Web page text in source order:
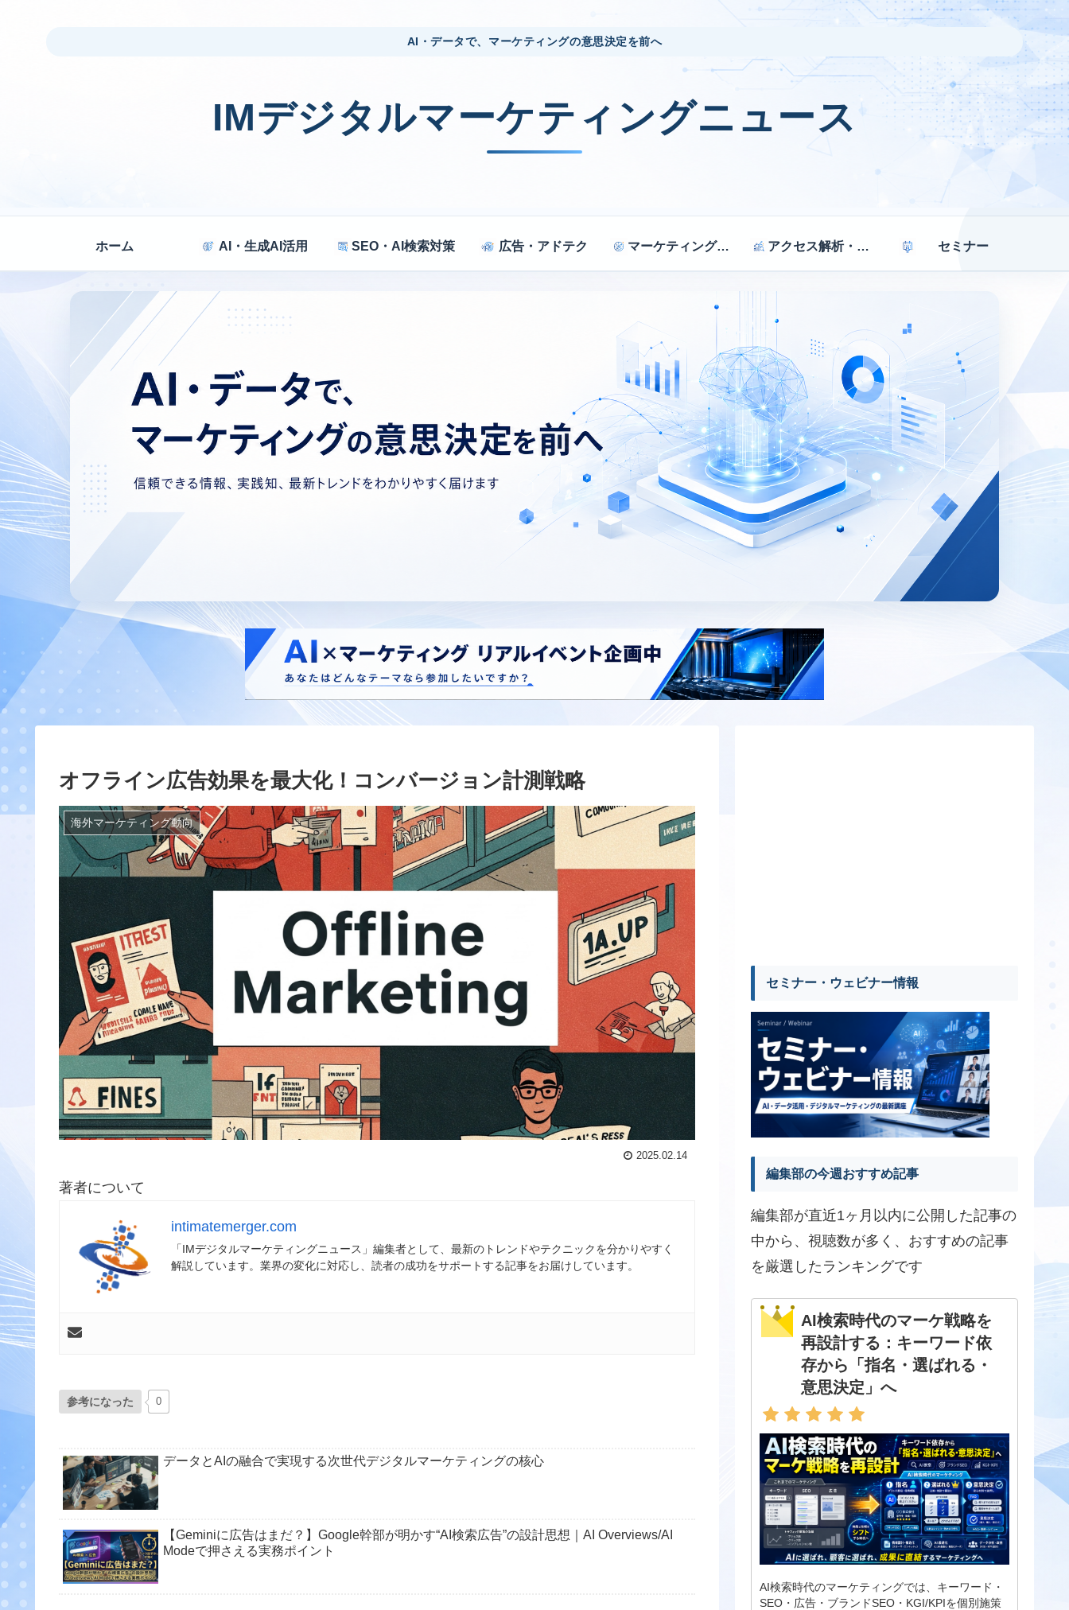
AI・データで、マーケティングの意思決定を前へ
IMデジタルマーケティングニュース
ホーム AI・生成AI活用 SEO・AI検索対策 広告・アドテク マーケティング戦略 アクセス解析・効果測定 セミナー
オフライン広告効果を最大化！コンバージョン計測戦略
海外マーケティング動向
2025.02.14
著者について
intimatemerger.com
「IMデジタルマーケティングニュース」編集者として、最新のトレンドやテクニックを分かりやすく
解説しています。業界の変化に対応し、読者の成功をサポートする記事をお届けしています。
参考になった 0
データとAIの融合で実現する次世代デジタルマーケティングの核心
【Geminiに広告はまだ？】Google幹部が明かす“AI検索広告”の設計思想｜AI Overviews/AI
Modeで押さえる実務ポイント
セミナー・ウェビナー情報
編集部の今週おすすめ記事
編集部が直近1ヶ月以内に公開した記事の
中から、視聴数が多く、おすすめの記事
を厳選したランキングです
AI検索時代のマーケ戦略を
再設計する：キーワード依
存から「指名・選ばれる・
意思決定」へ
AI検索時代のマーケティングでは、キーワード・
SEO・広告・ブランドSEO・KGI/KPIを個別施策